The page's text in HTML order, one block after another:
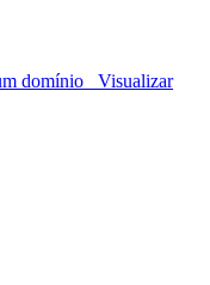
domínio
Visualizar